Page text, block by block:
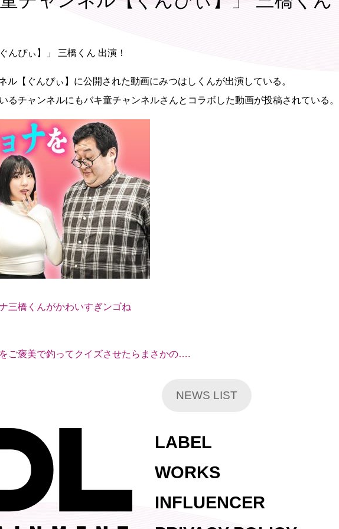
んぴぃ】」 三橋くん 出演！
ル【ぐんぴぃ】に公開された動画にみつはしくんが出演している。
るチャンネルにもバキ童チャンネルさんとコラボした動画が投稿されている。
三橋くんがかわいすぎンゴね
ご褒美で釣ってクイズさせたらまさかの….
NEWS LIST
LABEL
WORKS
INFLUENCER